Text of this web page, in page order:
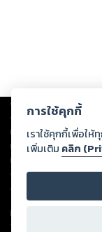
Copyright © 2026
ต่อผลงานหรือเนื้อหาใด
ทรัพย์สินทางปัญญาของ
ทุกท่านโปรดใช้วิจารณญ
หนึ่งส่วนใดขัดต่อกฎหมา
ดำเนินการในทันที ทั้ง
ลิขสิทธิ์ พ.ศ. 2537 (ฉบับล่
For support:
Version
การใช้คุกกี้
เราใช้คุกกี้เพื่อใ
เพิ่มเติม คลิก